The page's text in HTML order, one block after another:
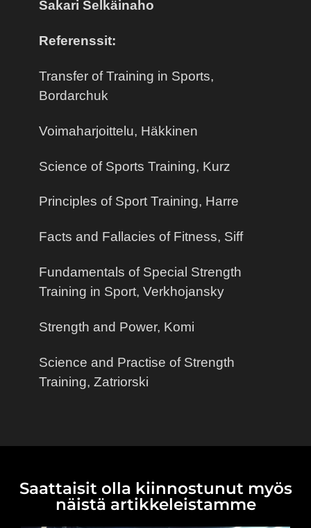
Sakari Selkäinaho
Referenssit:
Transfer of Training in Sports,
Bordarchuk
Voimaharjoittelu, Häkkinen
Science of Sports Training, Kurz
Principles of Sport Training, Harre
Facts and Fallacies of Fitness, Siff
Fundamentals of Special Strength
Training in Sport, Verkhojansky
Strength and Power, Komi
Science and Practise of Strength
Training, Zatriorski
Saattaisit olla kiinnostunut myös
näistä artikkeleistamme